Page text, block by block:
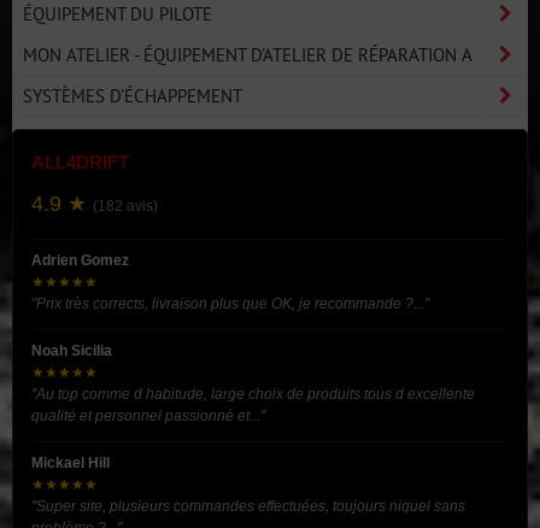
ÉQUIPEMENT DU PILOTE
MON ATELIER - ÉQUIPEMENT D'ATELIER DE RÉPARATION A
SYSTÈMES D'ÉCHAPPEMENT
ALL4DRIFT
4.9 ★ (182 avis)
Adrien Gomez
★★★★★
"Prix très corrects, livraison plus que OK, je recommande ?..."
Noah Sicilia
★★★★★
"Au top comme d habitude, large choix de produits tous d excellente
qualité et personnel passionné et..."
Mickael Hill
★★★★★
"Super site, plusieurs commandes effectuées, toujours niquel sans